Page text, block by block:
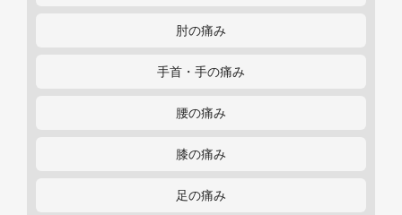
肘の痛み
手首・手の痛み
腰の痛み
膝の痛み
足の痛み